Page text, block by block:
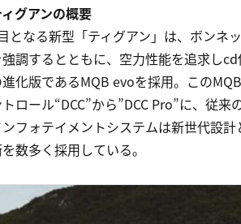
グアンの概要
となる新型「ティグアン」は、ボンネ
調するとともに、空力性能を追求し
化版であるMQB evoを採用。この
ロール“DCC”から”DCC Pro”に、従
フォテイメントシステムは新世代設
数多く採用している。